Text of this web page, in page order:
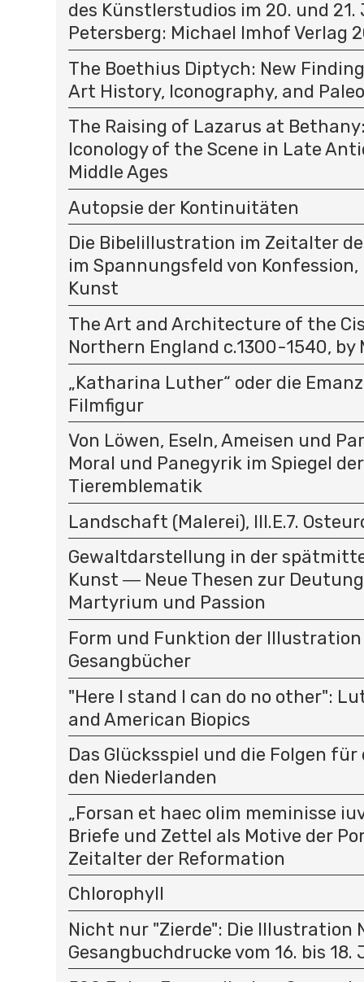
des Künstlerstudios im 20. und
Petersberg: Michael Imhof Verlag
The Boethius Diptych: New
Art History, Iconography, and
The Raising of Lazarus at
Iconology of the Scene in Late
Middle Ages
Autopsie der Kontinuitäten
Die Bibelillustration im Zeitalter
im Spannungsfeld von Konfession,
Kunst
The Art and Architecture of the
Northern England c.1300-1540, by
„Katharina Luther“ oder die
Filmfigur
Von Löwen, Eseln, Ameisen und
Moral und Panegyrik im Spiegel der
Tieremblematik
Landschaft (Malerei), III.E.7.
Gewaltdarstellung in der
Kunst ― Neue Thesen zur
Martyrium und Passion
Form und Funktion der
Gesangbücher
"Here I stand I can do no other":
and American Biopics
Das Glücksspiel und die Folgen
den Niederlanden
„Forsan et haec olim meminisse
Briefe und Zettel als Motive der
Zeitalter der Reformation
Chlorophyll
Nicht nur "Zierde": Die Illustration
Gesangbuchdrucke vom 16. bis